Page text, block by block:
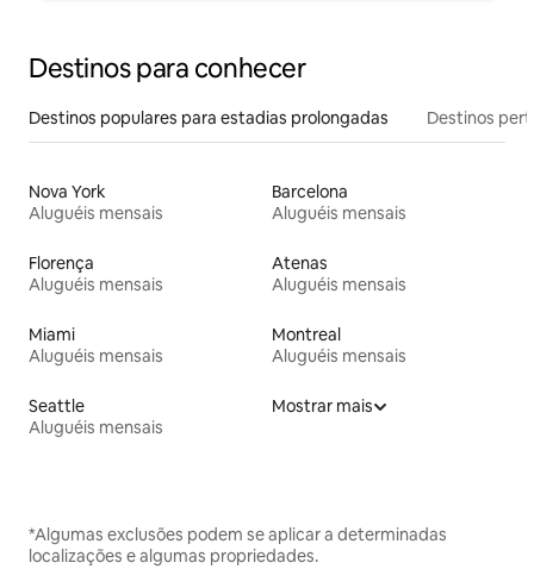
Destinos para conhecer
Destinos populares para estadias prolongadas Destinos
Nova York
Aluguéis mensais
Barcelona
Aluguéis mensais
Florença
Aluguéis mensais
Atenas
Aluguéis mensais
Miami
Aluguéis mensais
Montreal
Aluguéis mensais
Seattle
Aluguéis mensais
Mostrar mais
*Algumas exclusões podem se aplicar a determinadas
localizações e algumas propriedades.